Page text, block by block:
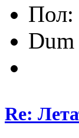
Пол:
Dum
Re: